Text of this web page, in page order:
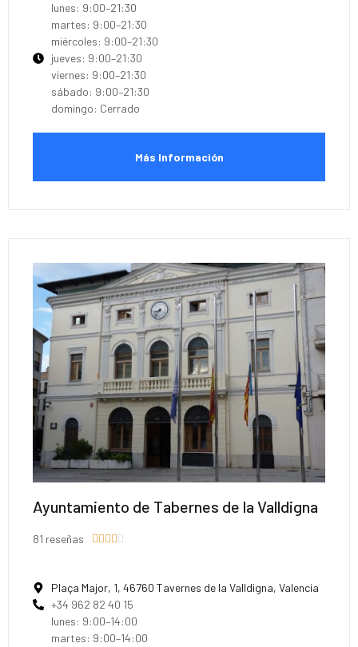
lunes: 9:00–21:30
martes: 9:00–21:30
miércoles: 9:00–21:30
jueves: 9:00–21:30
viernes: 9:00–21:30
sábado: 9:00–21:30
domingo: Cerrado
Más Información
Ayuntamiento de Tabernes de la Valldigna
81 reseñas     
Plaça Major, 1, 46760 Tavernes de la Valldigna, Valencia
+34 962 82 40 15
lunes: 9:00–14:00
martes: 9:00–14:00